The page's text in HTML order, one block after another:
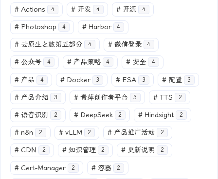
# Actions 4 # 开发 4 # 开源 4
# Photoshop 4 # Harbor 4
# 云原生之旅第五部分 4 # 微信登录 4
# 公众号 4 # 产品策略 4 # 安全 4
# 产品 4 # Docker 3 # ESA 3 # 配置 3
# 产品介绍 3 # 青萍创作者平台 3 # TTS 2
# 语音识别 2 # DeepSeek 2 # Hindsight 2
# n8n 2 # vLLM 2 # 产品推广活动 2
# CDN 2 # 知识管理 2 # 更新说明 2
# Cert-Manager 2 # 容器 2